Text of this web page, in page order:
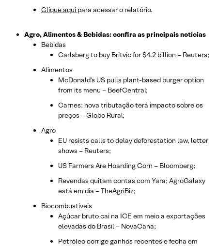
Clique aqui para acessar o relatório.
Agro, Alimentos & Bebidas: confira as principais notícias
Bebidas
Carlsberg to buy Britvic for $4.2 billion – Reuters;
Alimentos
McDonald’s US pulls plant-based burger option
from its menu – BeefCentral;
Carnes: nova tributação terá impacto sobre os
preços – Globo Rural;
Agro
EU resists calls to delay deforestation law, letter
shows – Reuters;
US Farmers Are Hoarding Corn – Bloomberg;
Revendas quitam contas com Yara; AgroGalaxy
está em dia – TheAgriBiz;
Biocombustíveis
Açúcar bruto cai na ICE em meio a exportações
elevadas do Brasil – NovaCana;
Petróleo corrige ganhos recentes e fecha em